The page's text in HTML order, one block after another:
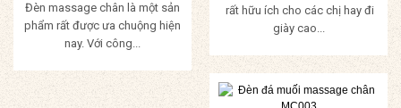
Đèn massage chân là một sản
phẩm rất được ưa chuộng hiện
nay. Với công...
Mua Hàng
rất hữu ích cho các chị hay đi
giày cao...
Mua Hàng